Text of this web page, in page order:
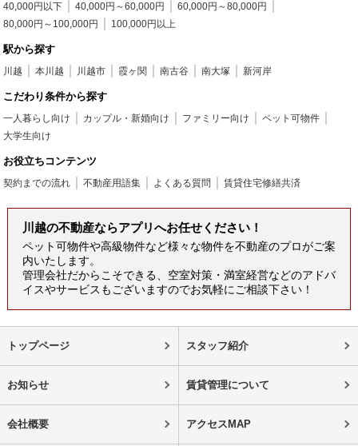
40,000円以下 40,000円～60,000円
60,000円～80,000円
80,000円～100,000円
100,000円以上
駅から探す
川越 本川越 川越市 霞ヶ関 南古谷 南大塚 新河岸
こだわり条件から探す
一人暮らし向け カップル・新婚向け ファミリー向け
ペット可物件
大学生向け
お役立ちコンテンツ
契約までの流れ 不動産用語集 よくある質問 賃貸住宅修繕共済
川越の不動産ならアプリへお任せください！
ペット可物件や高級物件など様々な物件を不動産のプロがご案
内いたします。
管理会社だからこそできる、空室対策・満室経営などのアドバ
イスやサービスもございますのでお気軽にご相談下さい！
トップページ スタッフ紹介
お知らせ 賃貸管理について
会社概要 アクセスMAP